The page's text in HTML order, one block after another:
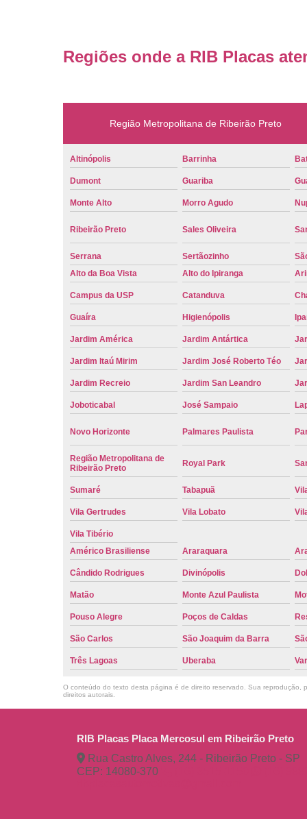
Regiões onde a RIB Placas
Região Metropolitana de Ribeirão Preto
Altinópolis Barrinha
Dumont Guariba
Monte Alto Morro Agudo
Ribeirão Preto Sales Oliveira
Serrana Sertãozinho
Alto da Boa Vista
Alto do Ipiranga
Campus da USP Catanduva
Guaíra Higienópolis
Jardim América Jardim Antártica
Jardim Itaú Mirim Jardim José Roberto Téo
Jardim Recreio Jardim San Leandro
Joboticabal José Sampaio
Novo Horizonte Palmares Paulista
Região Metropolitana de
Ribeirão Preto
Royal Park
Sumaré Tabapuã
Vila Gertrudes Vila Lobato
Vila Tibério
Américo Brasiliense
Araraquara
Cândido Rodrigues Divinópolis
Matão Monte Azul Paulista
Pouso Alegre Poços de Caldas
São Carlos São Joaquim da Barra
Três Lagoas Uberaba
O conteúdo do texto desta página é de direito reservado. Sua reprodução,
direitos autorais
RIB Placas Placa Mercosul em Ribeirão Preto
Rua Castro Alves, 244 - Ribeirão Preto - SP
CEP: 14080-370